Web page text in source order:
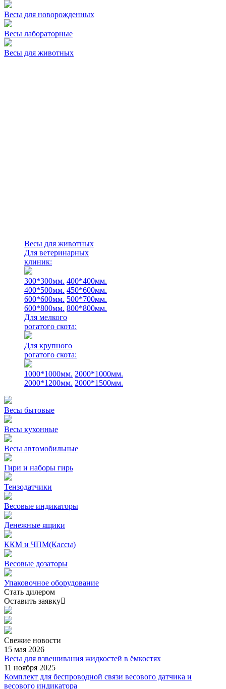
Весы для новорожденных
Весы лабораторные
Весы для животных
Весы для животных
Для ветеринарных
клиник:
300*300мм. 400*400мм.
400*500мм. 450*600мм.
600*600мм. 500*700мм.
600*800мм. 800*800мм.
Для мелкого
рогатого скота:
Для крупного
рогатого скота:
1000*1000мм. 2000*1000мм.
2000*1200мм. 2000*1500мм.
Весы бытовые
Весы кухонные
Весы автомобильные
Гири и наборы гирь
Тензодатчики
Весовые индикаторы
Денежные ящики
ККМ и ЧПМ(Кассы)
Весовые дозаторы
Упаковочное оборудование
Стать дилером
Оставить заявку
Свежие новости
15 мая 2026
Весы для взвешивания жидкостей в ёмкостях
11 ноября 2025
Комплект для беспроводной связи весового датчика и
весового индикатора